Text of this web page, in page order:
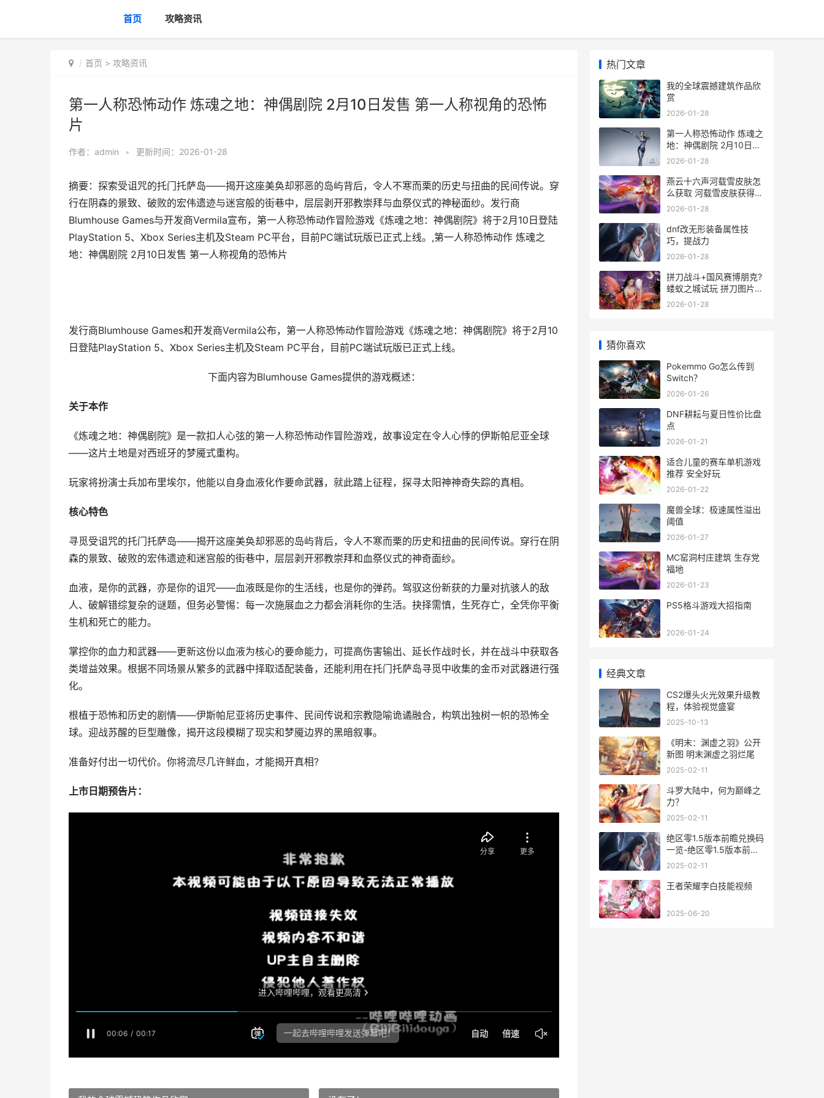
首页 攻略资讯
首页 > 攻略资讯
第一人称恐怖动作 炼魂之地：神偶剧院 2月10日发售 第一人称视角的恐怖
片
作者： admin • 更新时间：2026-01-28
摘要：探索受诅咒的托门托萨岛——揭开这座美奂却邪恶的岛屿背后，令人不寒而栗的历史与扭曲的民间传说。穿
行在阴森的景致、破败的宏伟遗迹与迷宫般的街巷中，层层剥开邪教崇拜与血祭仪式的神秘面纱。发行商
Blumhouse Games与开发商Vermila宣布，第一人称恐怖动作冒险游戏《炼魂之地：神偶剧院》将于2月10日登陆
PlayStation 5、Xbox Series主机及Steam PC平台，目前PC端试玩版已正式上线。,第一人称恐怖动作 炼魂之
地：神偶剧院 2月10日发售 第一人称视角的恐怖片
发行商Blumhouse Games和开发商Vermila公布，第一人称恐怖动作冒险游戏《炼魂之地：神偶剧院》将于2月10
日登陆PlayStation 5、Xbox Series主机及Steam PC平台，目前PC端试玩版已正式上线。
下面内容为Blumhouse Games提供的游戏概述：
关于本作
《炼魂之地：神偶剧院》是一款扣人心弦的第一人称恐怖动作冒险游戏，故事设定在令人心悸的伊斯帕尼亚全球
——这片土地是对西班牙的梦魇式重构。
玩家将扮演士兵加布里埃尔，他能以自身血液化作要命武器，就此踏上征程，探寻太阳神神奇失踪的真相。
核心特色
寻觅受诅咒的托门托萨岛——揭开这座美奂却邪恶的岛屿背后，令人不寒而栗的历史和扭曲的民间传说。穿行在阴
森的景致、破败的宏伟遗迹和迷宫般的街巷中，层层剥开邪教崇拜和血祭仪式的神奇面纱。
血液，是你的武器，亦是你的诅咒——血液既是你的生活线，也是你的弹药。驾驭这份新获的力量对抗骇人的敌
人、破解错综复杂的谜题，但务必警惕：每一次施展血之力都会消耗你的生活。抉择需慎，生死存亡，全凭你平衡
生机和死亡的能力。
掌控你的血力和武器——更新这份以血液为核心的要命能力，可提高伤害输出、延长作战时长，并在战斗中获取各
类增益效果。根据不同场景从繁多的武器中择取适配装备，还能利用在托门托萨岛寻觅中收集的金币对武器进行强
化。
根植于恐怖和历史的剧情——伊斯帕尼亚将历史事件、民间传说和宗教隐喻诡谲融合，构筑出独树一帜的恐怖全
球。迎战苏醒的巨型雕像，揭开这段模糊了现实和梦魇边界的黑暗叙事。
准备好付出一切代价。你将流尽几许鲜血，才能揭开真相?
上市日期预告片：
热门文章
我的全球震撼建筑作品欣
赏
2026-01-28
第一人称恐怖动作 炼魂之
地：神偶剧院 2月10日发
售 第一人称视角的恐怖片
2026-01-28
燕云十六声河载雪皮肤怎
么获取 河载雪皮肤获得全
套时装与动态头像 燕云十
2026-01-28
dnf改无形装备属性技
巧，提战力
2026-01-28
拼刀战斗+国风赛博朋克?
蝼蚁之城试玩 拼刀图片大
全
2026-01-28
猜你喜欢
Pokemmo Go怎么传到
Switch？
2026-01-26
DNF耕耘与夏日性价比盘
点
2026-01-21
适合儿童的赛车单机游戏
推荐 安全好玩
2026-01-22
魔兽全球：极速属性溢出
阈值
2026-01-27
MC窑洞村庄建筑 生存党
福地
2026-01-23
PS5格斗游戏大招指南
2026-01-24
经典文章
CS2爆头火光效果升级教
程，体验视觉盛宴
2025-10-13
《明末：渊虚之羽》公开
新图 明末渊虚之羽烂尾
2025-02-11
斗罗大陆中，何为巅峰之
力？
2025-02-11
绝区零1.5版本前瞻兑换码
一览-绝区零1.5版本前瞻
兑换码是什么 绝区零1.5
2025-02-11
王者荣耀李白技能视频
2025-06-20